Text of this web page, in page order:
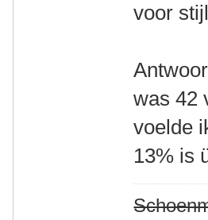
voor
was 42
voelde
13% is